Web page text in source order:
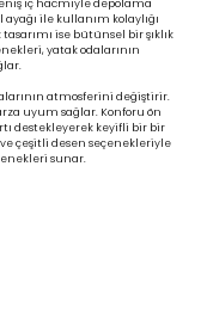
iç hacmiyle depolama
ile kullanım kolaylığı
ise bütünsel bir şıklık
yatak odalarının
atmosferini değiştirir.
uyum sağlar. Konforu ön
destekleyerek keyifli bir bir
çeşitli desen seçenekleriyle
sunar.